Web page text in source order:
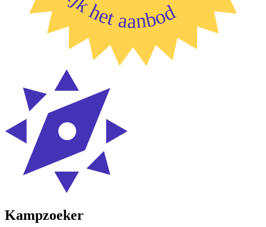
Kampzoeker